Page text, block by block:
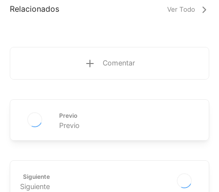
Relacionados Ver Todo
Comentar
Previo
Previo
Siguiente
Siguiente